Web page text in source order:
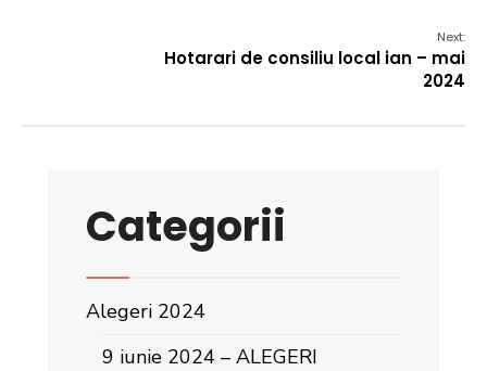
Next:
Hotarari de consiliu local ian – mai
2024
Categorii
Alegeri 2024
9 iunie 2024 – ALEGERI